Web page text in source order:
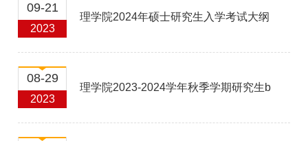
09-21
2023
理学院2024年硕士研究生入学考试大纲
08-29
2023
理学院2023-2024学年秋季学期研究生b